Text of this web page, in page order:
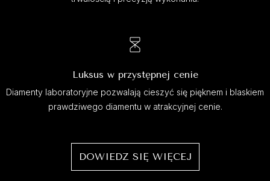
Luksus w przystępnej cenie
Diamenty laboratoryjne pozwalają cieszyć się pięknem i blaskiem
prawdziwego diamentu w atrakcyjnej cenie.
DOWIEDZ SIĘ WIĘCEJ